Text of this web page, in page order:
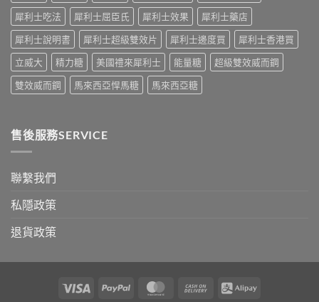
開〉
中
術
要
打
折
讀〉
犀利士吃法
犀利士屈臣氏 犀利士效果
犀利士藥店
犀利士說明書
犀利士超級雙效片 犀利士邊度買
犀利士香港買
立威大
精力糖 美國禮來犀利士 能量糖
超級雙效威而鋼
雙效威而鋼
馬來西亞悍馬糖 馬來西亞糖
售後服務SERVICE
聯繫我們
私隱政策
退貨政策
Visa PayPal MasterCardCash
Alipay